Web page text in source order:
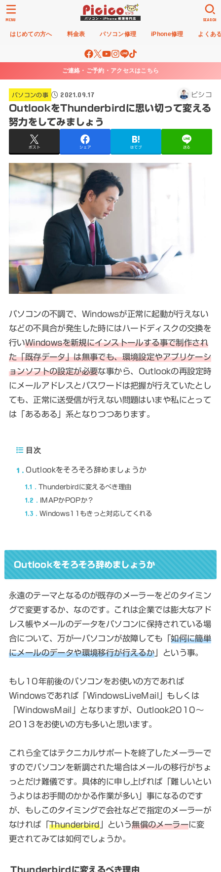
はじめての方へ 料金表 パソコン修理 iPhone修理 よくあ
SEARCH
MENU
ご連絡・ご予約・アクセスはこちら
パソコンの事 2021.09.17 ピシコ
OutlookをThunderbirdに思い切って変える
努力をしてみましょう
ポスト シェア はてブ 送る
パソコンの不調で、Windowsが正常に起動が行えない
などの不具合が発生した時にはハードディスクの交換を
行いWindowsを新規にインストールする事で制作され
た「既存データ」は無事でも、環境設定やアプリケーシ
ョンソフトの設定が必要な事から、Outlookの再設定時
にメールアドレスとパスワードは把握が行えていたとし
ても、正常に送受信が行えない問題はいまや私にとって
は「あるある」系となりつつあります。
目次
1 Outlookをそろそろ辞めましょうか
1.1 Thunderbirdに変えるべき理由
1.2 IMAPかPOPか？
1.3 Windows11もきっと対応してくれる
Outlookをそろそろ辞めましょうか
永遠のテーマとなるのが既存のメーラーをどのタイミン
グで変更するか、なのです。これは企業では膨大なアド
レス帳やメールのデータをパソコンに保持されている場
合について、万が一パソコンが故障しても「如何に簡単
にメールのデータや環境移行が行えるか 」という事。
もし10年前後のパソコンをお使いの方であれば
Windowsであれば「WindowsLiveMail」もしくは
「WindowsMail」となりますが、Outlook2010〜
2013をお使いの方も多いと思います。
これら全てはテクニカルサポートを終了したメーラーで
すのでパソコンを新調された場合はメールの移行がちょ
っとだけ難儀です。具体的に申し上げれば「難しいとい
うよりはお手間のかかる作業が多い」事になるのです
が、もしこのタイミングで会社などで指定のメーラーが
なければ「Thunderbird」という無償のメーラーに変
更されてみては如何でしょうか。
Thunderbirdに変えるべき理由